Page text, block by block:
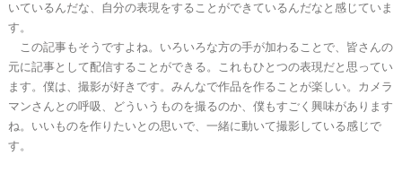
いているんだな、自分の表現をすることができているんだなと感じていま
す。
この記事もそうですよね。いろいろな方の手が加わることで、皆さんの
元に記事として配信することができる。これもひとつの表現だと思ってい
ます。僕は、撮影が好きです。みんなで作品を作ることが楽しい。カメラ
マンさんとの呼吸、どういうものを撮るのか、僕もすごく興味があります
ね。いいものを作りたいとの思いで、一緒に動いて撮影している感じで
す。